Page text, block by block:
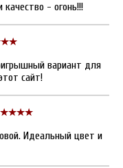
- огонь!!!
вариант для
сайт!
Идеальный цвет и